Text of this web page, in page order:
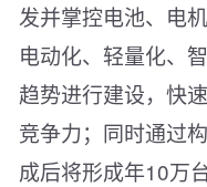
发并掌控电池、电
电动化、轻量化、
趋势进行建设，快
竞争力；同时通过
成后将形成年10万